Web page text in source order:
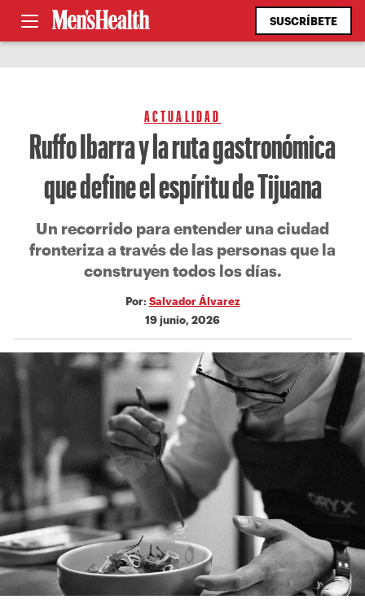
SUSCRÍBETE
ACTUALIDAD
Ruffo Ibarra y la ruta gastronómica
que define el espíritu de Tijuana
Un recorrido para entender una ciudad
fronteriza a través de las personas que la
construyen todos los días.
Por: Salvador Álvarez
19 junio, 2026